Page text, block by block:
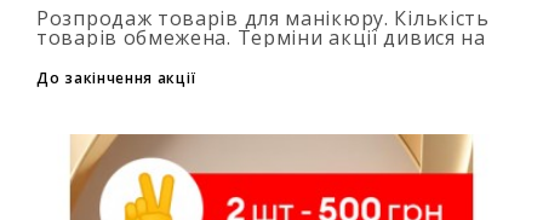
Розпродаж товарів для манікюру. Кількість
товарів обмежена. Терміни акції дивися на
таймері...
До закінчення акції